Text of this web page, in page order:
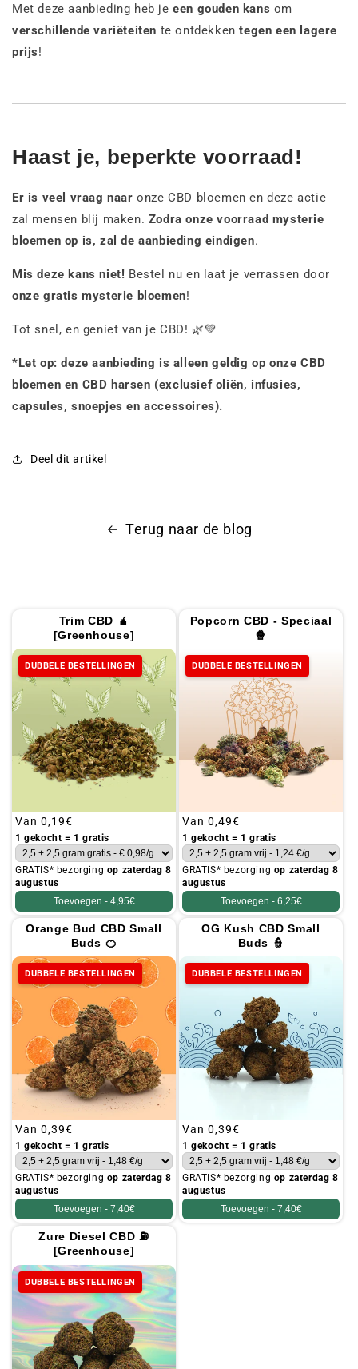
Met deze aanbieding heb jeeen gouden kans om
verschillende variëteiten te ontdekkentegen een lagere
prijs!
Haast je, beperkte voorraad!
Er is veel vraag naar onze CBD bloemen en deze actie
zal mensen blij maken. Zodra onze voorraad mysterie
bloemen op is, zal de aanbieding eindigen.
Mis deze kans niet! Bestel nu en laat je verrassen door
onze gratis mysterie bloemen!
Tot snel, en geniet van je CBD! 🌿💚
*Let op: deze aanbieding is alleen geldig op onze CBD
bloemen en CBD harsen (exclusief oliën, infusies,
capsules, snoepjes en accessoires).
Deel dit artikel
Terug naar de blog
Trim CBD 🧉
[Greenhouse]
DUBBELE BESTELLINGEN
Gebruikelijke
prijs
Van 0,19€
1 gekocht = 1 gratis
GRATIS* bezorging op zaterdag 8
augustus
Toevoegen - 4,95€
Popcorn CBD - Speciaal
🍿
DUBBELE BESTELLINGEN
Gebruikelijke
prijs
Van 0,49€
1 gekocht = 1 gratis
GRATIS* bezorging op zaterdag 8
augustus
Toevoegen - 6,25€
Orange Bud CBD Small
Buds 🍊
DUBBELE BESTELLINGEN
Gebruikelijke
prijs
Van 0,39€
1 gekocht = 1 gratis
GRATIS* bezorging op zaterdag 8
augustus
Toevoegen - 7,40€
OG Kush CBD Small
Buds 👮
DUBBELE BESTELLINGEN
Gebruikelijke
prijs
Van 0,39€
1 gekocht = 1 gratis
GRATIS* bezorging op zaterdag 8
augustus
Toevoegen - 7,40€
Zure Diesel CBD ⛽
[Greenhouse]
DUBBELE BESTELLINGEN